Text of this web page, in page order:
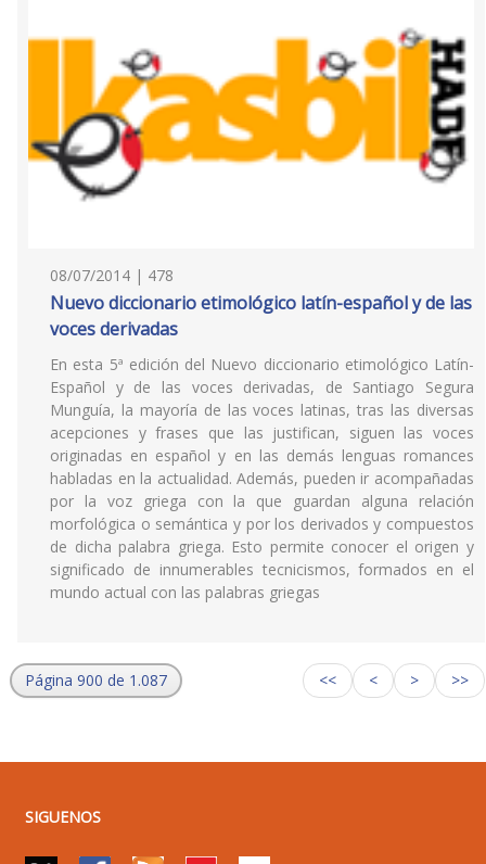
08/07/2014 | 478
Nuevo diccionario etimológico latín-español y de las
voces derivadas
En esta 5ª edición del Nuevo diccionario etimológico Latín-
Español y de las voces derivadas, de Santiago Segura
Munguía, la mayoría de las voces latinas, tras las diversas
acepciones y frases que las justifican, siguen las voces
originadas en español y en las demás lenguas romances
habladas en la actualidad. Además, pueden ir acompañadas
por la voz griega con la que guardan alguna relación
morfológica o semántica y por los derivados y compuestos
de dicha palabra griega. Esto permite conocer el origen y
significado de innumerables tecnicismos, formados en el
mundo actual con las palabras griegas
Página 900 de 1.087 << < > >>
SIGUENOS